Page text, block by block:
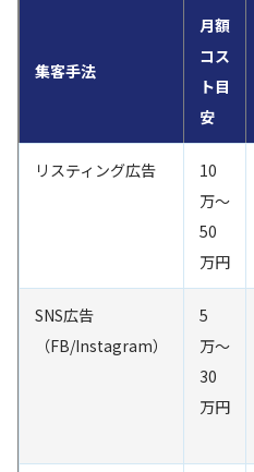
集客手法
月額
コス
ト目
安
リスティング広告
10
万〜
50
万円
SNS広告
（FB/Instagram）
5
万〜
30
万円